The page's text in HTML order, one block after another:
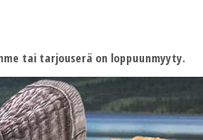
tai tarjouserä on loppuunmyyty.